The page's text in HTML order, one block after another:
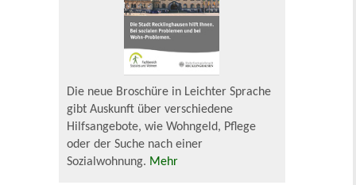
Die neue Broschüre in Leichter Sprache
gibt Auskunft über verschiedene
Hilfsangebote, wie Wohngeld, Pflege
oder der Suche nach einer
Sozialwohnung. Mehr